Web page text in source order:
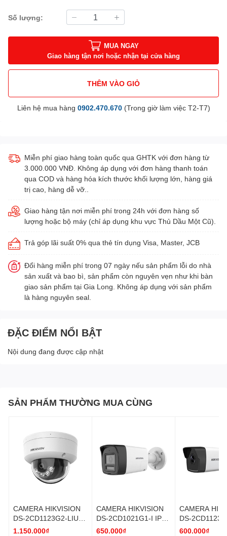
Số lượng:
MUA NGAY
Giao hàng tận nơi hoặc nhận tại cửa hàng
THÊM VÀO GIỎ
Liên hệ mua hàng 0902.470.670(Trong giờ làm việc T2-T7)
Miễn phí giao hàng toàn quốc qua GHTK với đơn hàng từ
3.000.000 VNĐ. Không áp dụng với đơn hàng thanh toán
qua COD và hàng hóa kích thước khối lượng lớn, hàng giá
trị cao, hàng dễ vỡ..
Giao hàng tận nơi miễn phí trong 24h với đơn hàng số
lượng hoặc bộ máy (chỉ áp dụng khu vực Thủ Dầu Một Cũ).
Trả góp lãi suất 0% qua thẻ tín dụng Visa, Master, JCB
Đổi hàng miễn phí trong 07 ngày nếu sản phẩm lỗi do nhà
sản xuất và bao bì, sản phẩm còn nguyên vẹn như khi bàn
giao sản phẩm tại Gia Long. Không áp dụng với sản phẩm
là hàng nguyên seal.
ĐẶC ĐIỂM NỔI BẬT
Nội dung đang được cập nhật
SẢN PHẨM THƯỜNG MUA CÙNG
CAMERA HIKVISION
DS-2CD1123G2-LIU
2.0M (H265+,SÁNG
1.150.000₫
CAMERA HIKVISION
DS-2CD1021G1-I IP
2MP THÂN POE VAT
650.000₫
CAMERA
DS-
2MP DOME
600.000₫